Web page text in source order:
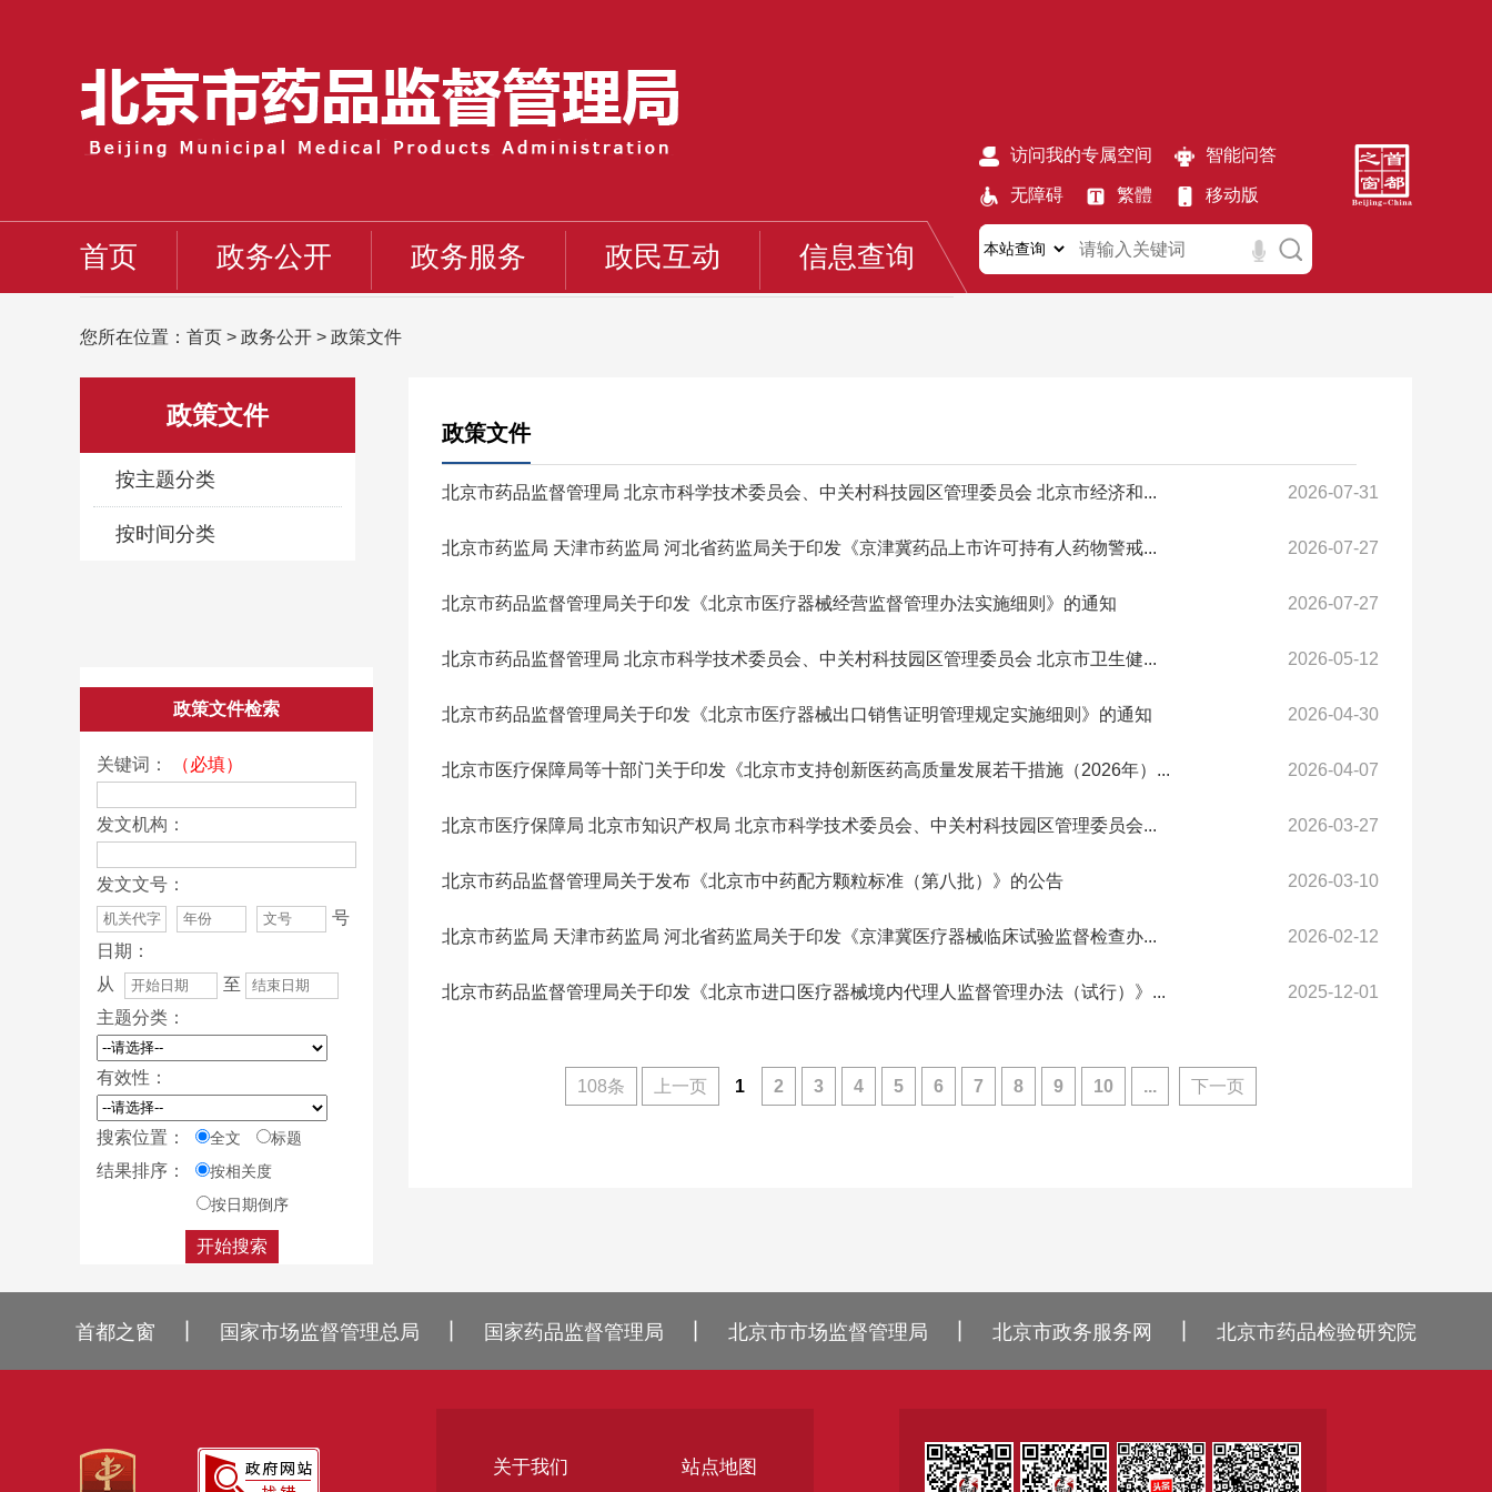
首页 政务公开 政务服务 政民互动 信息查询
访问我的专属空间 智能问答
无障碍 繁體 移动版
您所在位置： 首页 > 政务公开 > 政策文件
政策文件检索
关键词： （必填）
发文机构：
发文文号：
号
日期：
从
至
主题分类：
有效性：
搜索位置： 全文 标题
结果排序：
按相关度
按日期倒序
政策文件
按主题分类
按时间分类
政策文件
北京市药品监督管理局 北京市科学技术委员会、中关村科技园区管理委员会 北京市经济和... 2026-07-31
北京市药监局 天津市药监局 河北省药监局关于印发《京津冀药品上市许可持有人药物警戒... 2026-07-27
北京市药品监督管理局关于印发《北京市医疗器械经营监督管理办法实施细则》的通知 2026-07-27
北京市药品监督管理局 北京市科学技术委员会、中关村科技园区管理委员会 北京市卫生健... 2026-05-12
北京市药品监督管理局关于印发《北京市医疗器械出口销售证明管理规定实施细则》的通知 2026-04-30
北京市医疗保障局等十部门关于印发《北京市支持创新医药高质量发展若干措施（2026年）... 2026-04-07
北京市医疗保障局 北京市知识产权局 北京市科学技术委员会、中关村科技园区管理委员会... 2026-03-27
北京市药品监督管理局关于发布《北京市中药配方颗粒标准（第八批）》的公告 2026-03-10
北京市药监局 天津市药监局 河北省药监局关于印发《京津冀医疗器械临床试验监督检查办... 2026-02-12
北京市药品监督管理局关于印发《北京市进口医疗器械境内代理人监督管理办法（试行）》... 2025-12-01
108条 上一页 1 2 3 4 5 6 7 8 9 10 ... 下一页
首都之窗 国家市场监督管理总局 国家药品监督管理局 北京市市场监督管理局 北京市政务服务网 北京市药品检验研究院
关于我们 站点地图